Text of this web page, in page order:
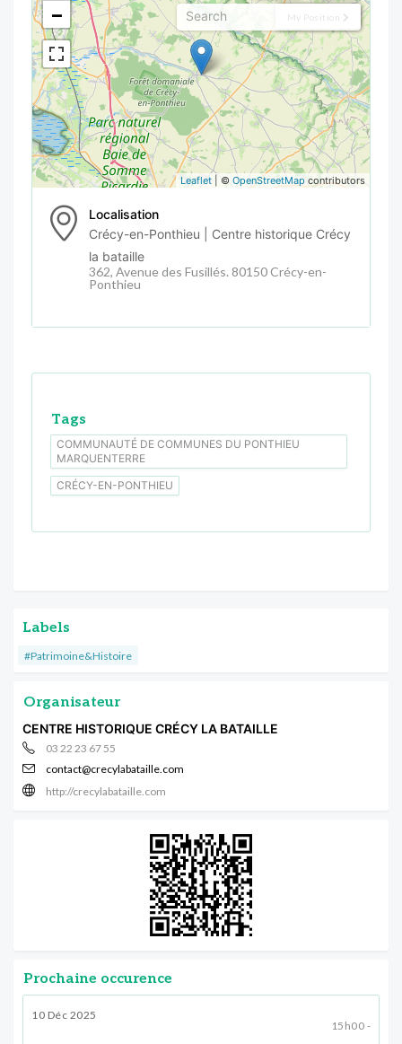
My Position
−
Leaflet | © OpenStreetMap contributors
Localisation
Crécy-en-Ponthieu | Centre historique Crécy
la bataille
362, Avenue des Fusillés. 80150 Crécy-en-
Ponthieu
Tags
COMMUNAUTÉ DE COMMUNES DU PONTHIEU
MARQUENTERRE
CRÉCY-EN-PONTHIEU
Labels
#Patrimoine&Histoire
Organisateur
CENTRE HISTORIQUE CRÉCY LA BATAILLE
03 22 23 67 55
contact@crecylabataille.com
http://crecylabataille.com
Prochaine occurence
10 Déc 2025
15h00 -